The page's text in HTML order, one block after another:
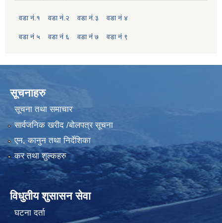
वडा नं.१ वडा नं.२ वडा नं.३ वडा नं ४
वडा नं ५ वडा नं ६ वडा नं ७ वडा नं ९
सूचनाहरु
सूचना तथा समाचार
सार्वजनिक खरीद /बोलपत्र सूचना
एन, कानुन तथा निर्देशिका
कर तथा शुल्कहरु
विधुतीय शुसासन सेवा
घटना दर्ता